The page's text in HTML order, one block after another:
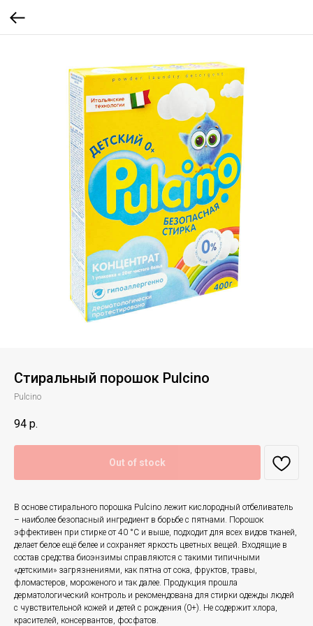
Стиральный порошок Pulcino
Pulcino
94 р.
Out of stock
В основе стирального порошка Pulcino лежит кислородный отбеливатель
– наиболее безопасный ингредиент в борьбе с пятнами. Порошок
эффективен при стирке от 40 °С и выше, подходит для всех видов тканей,
делает белое ещё белее и сохраняет яркость цветных вещей. Входящие в
состав средства биоэнзимы справляются с такими типичными
«детскими» загрязнениями, как пятна от сока, фруктов, травы,
фломастеров, мороженого и так далее. Продукция прошла
дерматологический контроль и рекомендована для стирки одежды людей
с чувствительной кожей и детей с рождения (0+). Не содержит хлора,
красителей, консервантов, фосфатов.